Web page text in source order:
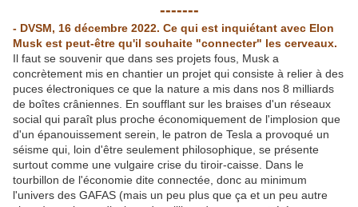
-------
- DVSM, 16 décembre 2022. Ce qui est inquiétant avec Elon
Musk est peut-être qu'il souhaite "connecter" les cerveaux.
Il faut se souvenir que dans ses projets fous, Musk a
concrètement mis en chantier un projet qui consiste à relier à des
puces électroniques ce que la nature a mis dans nos 8 milliards
de boîtes crâniennes. En soufflant sur les braises d'un réseaux
social qui paraît plus proche économiquement de l'implosion que
d'un épanouissement serein, le patron de Tesla a provoqué un
séisme qui, loin d'être seulement philosophique, se présente
surtout comme une vulgaire crise du tiroir-caisse. Dans le
tourbillon de l'économie dite connectée, donc au minimum
l'univers des GAFAS (mais un peu plus que ça et un peu autre